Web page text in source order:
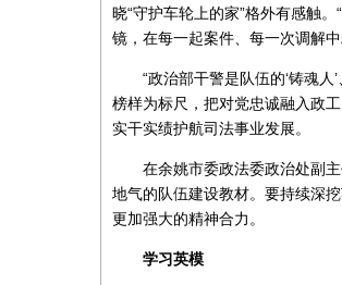
晓“守护车轮上的家”格外有感触
镜，在每一起案件、每一次调解
“政治部干警是队伍的‘铸魂
榜样为标尺，把对党忠诚融入政
实干实绩护航司法事业发展。
在余姚市委政法委政治处副
地气的队伍建设教材。要持续深
更加强大的精神合力。
学习英模